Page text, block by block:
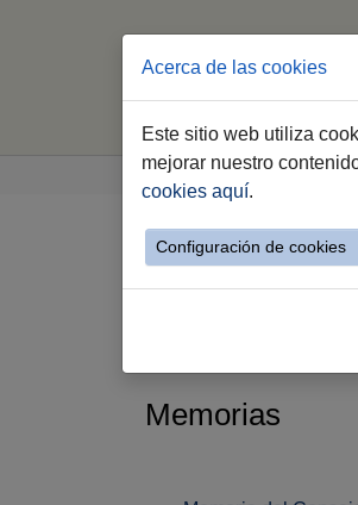
Jerez.es Ciudadanía
Memorias y
Memorias
Acerca de las cookies
Este sitio web utiliza
mejorar nuestro
cookies aquí.
Configuración de cookies